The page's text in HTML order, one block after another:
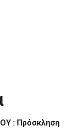
: Πρόσκληση